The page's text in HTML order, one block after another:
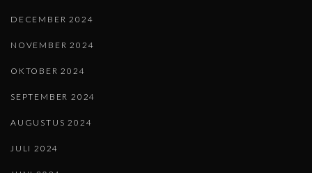
DECEMBER 2024
NOVEMBER 2024
OKTOBER 2024
SEPTEMBER 2024
AUGUSTUS 2024
JULI 2024